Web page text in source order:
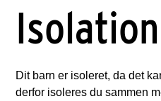
Isolation
Dit barn er isoleret, da det
derfor isoleres du sammen